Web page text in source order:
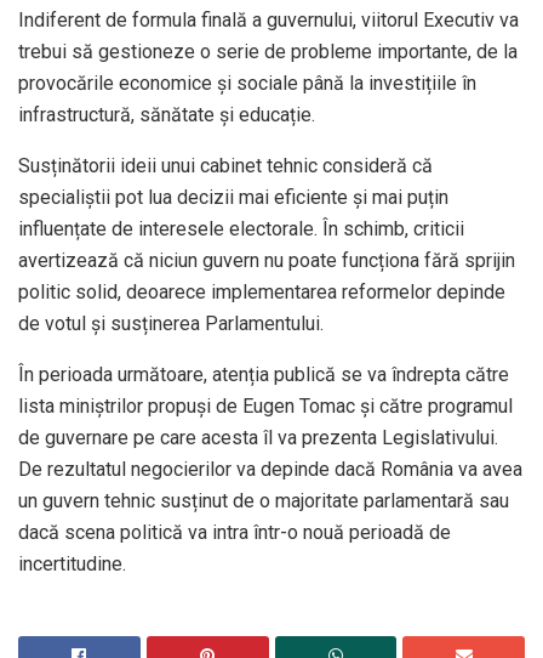
Indiferent de formula finală a guvernului, viitorul Executiv va
trebui să gestioneze o serie de probleme importante, de la
provocările economice și sociale până la investițiile în
infrastructură, sănătate și educație.
Susținătorii ideii unui cabinet tehnic consideră că
specialiștii pot lua decizii mai eficiente și mai puțin
influențate de interesele electorale. În schimb, criticii
avertizează că niciun guvern nu poate funcționa fără sprijin
politic solid, deoarece implementarea reformelor depinde
de votul și susținerea Parlamentului.
În perioada următoare, atenția publică se va îndrepta către
lista miniștrilor propuși de Eugen Tomac și către programul
de guvernare pe care acesta îl va prezenta Legislativului.
De rezultatul negocierilor va depinde dacă România va avea
un guvern tehnic susținut de o majoritate parlamentară sau
dacă scena politică va intra într-o nouă perioadă de
incertitudine.